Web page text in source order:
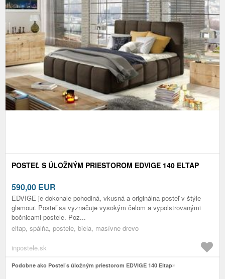
POSTEĽ S ÚLOŽNÝM PRIESTOROM EDVIGE 140 ELTAP
590,00 EUR
EDVIGE je dokonale pohodlná, vkusná a originálna posteľ v štýle
glamour. Posteľ sa vyznačuje vysokým čelom a vypolstrovanými
bočnicami postele. Poz...
eltap, spálňa, postele, biela, masívne drevo
inpostele.sk
Podobne ako Posteľ s úložným priestorom EDVIGE 140 Eltap